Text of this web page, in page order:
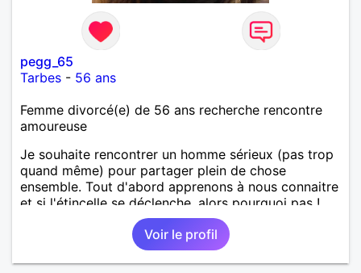
pegg_65
Tarbes - 56 ans
Femme divorcé(e) de 56 ans recherche rencontre
amoureuse
Je souhaite rencontrer un homme sérieux (pas trop
quand même) pour partager plein de chose
ensemble. Tout d'abord apprenons à nous connaitre
et si l'étincelle se déclenche, alors pourquoi pas !
Voir le profil